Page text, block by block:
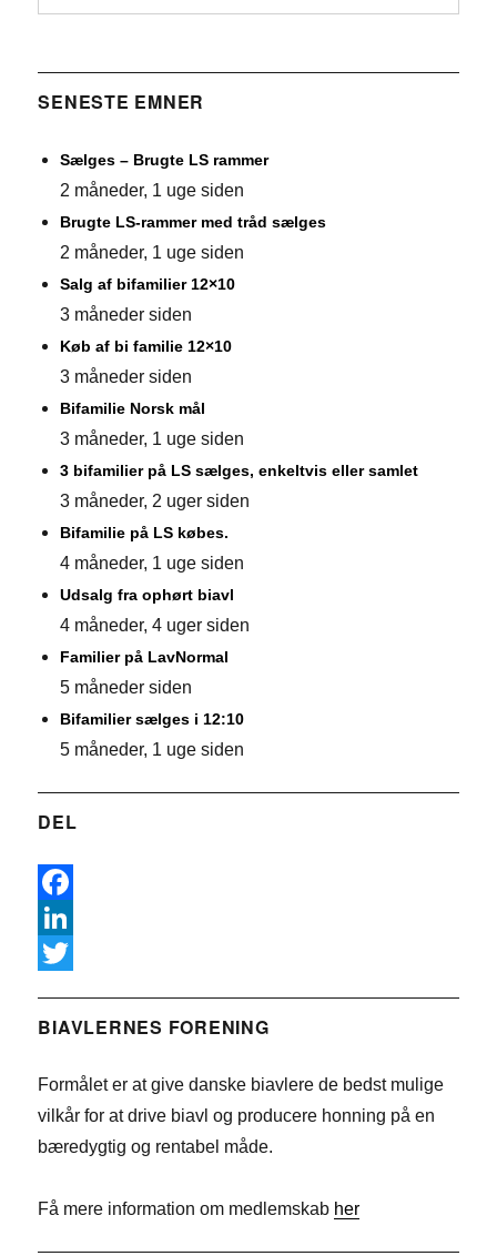
SENESTE EMNER
Sælges – Brugte LS rammer
2 måneder, 1 uge siden
Brugte LS-rammer med tråd sælges
2 måneder, 1 uge siden
Salg af bifamilier 12×10
3 måneder siden
Køb af bi familie 12×10
3 måneder siden
Bifamilie Norsk mål
3 måneder, 1 uge siden
3 bifamilier på LS sælges, enkeltvis eller samlet
3 måneder, 2 uger siden
Bifamilie på LS købes.
4 måneder, 1 uge siden
Udsalg fra ophørt biavl
4 måneder, 4 uger siden
Familier på LavNormal
5 måneder siden
Bifamilier sælges i 12:10
5 måneder, 1 uge siden
DEL
F
a
e
o
L
n
e
n
w
t
r
BIAVLERNES FORENING
Formålet er at give danske biavlere de bedst mulige
vilkår for at drive biavl og producere honning på en
bæredygtig og rentabel måde.
Få mere information om medlemskab her